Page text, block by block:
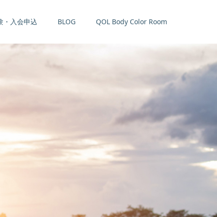
・入会申込 BLOG QOL Body Color Room